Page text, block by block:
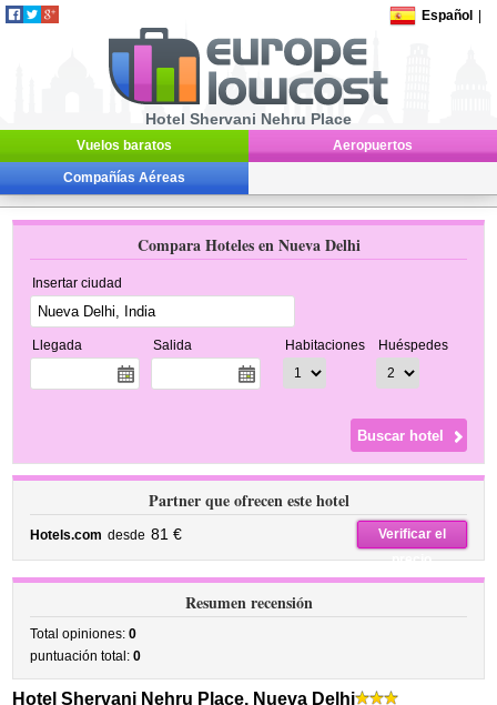
Español
Hotel Shervani Nehru Place
Vuelos baratos Aeropuertos
Compañías Aéreas
Compara Hoteles en Nueva Delhi
Insertar ciudad
Llegada Salida Habitaciones Huéspedes
Partner que ofrecen este hotel
Hotels.com desde 81 €
Verificar el
precio
Resumen recensión
Total opiniones:0
puntuación total:0
Hotel Shervani Nehru Place, Nueva Delhi